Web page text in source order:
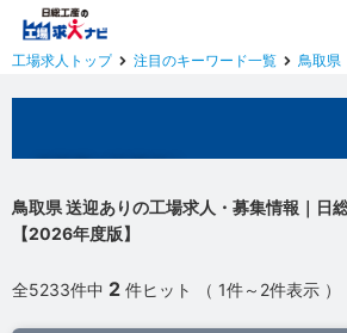
工場求人トップ 注目のキーワード一覧 鳥取県
鳥取県 送迎ありの工場求人・募集情報｜日
【2026年度版】
全5233件中 2 件ヒット （ 1件～2件表示 ）